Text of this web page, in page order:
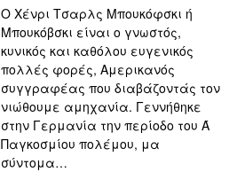
Ο Χένρι Τσαρλς Μπουκόφσκι ή
Μπουκόβσκι είναι ο γνωστός,
κυνικός και καθόλου ευγενικός
πολλές φορές, Αμερικανός
συγγραφέας που διαβάζοντάς τον
νιώθουμε αμηχανία. Γεννήθηκε
στην Γερμανία την περίοδο του Ά
Παγκοσμίου πολέμου, μα
σύντομα…